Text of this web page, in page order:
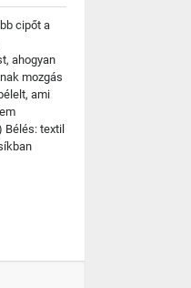
cipőt a
ahogyan
mozgás
ami
textil